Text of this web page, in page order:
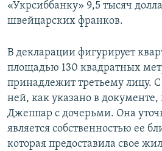
«Укрсиббанку» 9,5 тысяч
швейцарских франков.
В декларации фигурирует
площадью 130 квадратных
принадлежит третьему лицу.
ней, как указано в
Джеппар с дочерьми. Она
является собственностью ее
которая предоставила свое